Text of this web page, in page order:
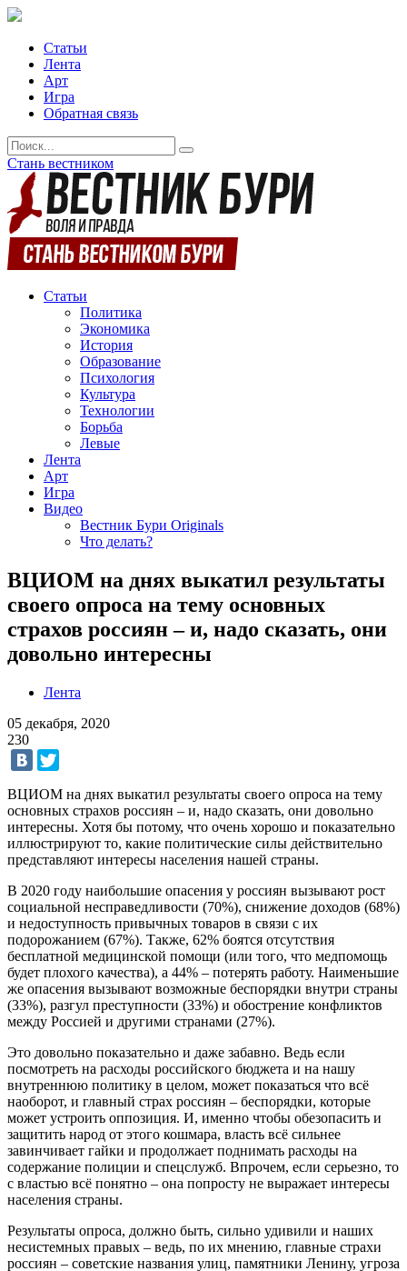
Статьи
Лента
Арт
Игра
Обратная связь
Стань вестником
Статьи
Политика
Экономика
История
Образование
Психология
Культура
Технологии
Борьба
Левые
Лента
Арт
Игра
Видео
Вестник Бури Originals
Что делать?
ВЦИОМ на днях выкатил результаты
своего опроса на тему основных
страхов россиян – и, надо сказать, они
довольно интересны
Лента
05 декабря, 2020
230
ВЦИОМ на днях выкатил результаты своего опроса на тему
основных страхов россиян – и, надо сказать, они довольно
интересны. Хотя бы потому, что очень хорошо и показательно
иллюстрируют то, какие политические силы действительно
представляют интересы населения нашей страны.
В 2020 году наибольшие опасения у россиян вызывают рост
социальной несправедливости (70%), снижение доходов (68%)
и недоступность привычных товаров в связи с их
подорожанием (67%). Также, 62% боятся отсутствия
бесплатной медицинской помощи (или того, что медпомощь
будет плохого качества), а 44% – потерять работу. Наименьшие
же опасения вызывают возможные беспорядки внутри страны
(33%), разгул преступности (33%) и обострение конфликтов
между Россией и другими странами (27%).
Это довольно показательно и даже забавно. Ведь если
посмотреть на расходы российского бюджета и на нашу
внутреннюю политику в целом, может показаться что всё
наоборот, и главный страх россиян – беспорядки, которые
может устроить оппозиция. И, именно чтобы обезопасить и
защитить народ от этого кошмара, власть всё сильнее
завинчивает гайки и продолжает поднимать расходы на
содержание полиции и спецслужб. Впрочем, если серьезно, то
с властью всё понятно – она попросту не выражает интересы
населения страны.
Результаты опроса, должно быть, сильно удивили и наших
несистемных правых – ведь, по их мнению, главные страхи
россиян – советские названия улиц, памятники Ленину, угроза